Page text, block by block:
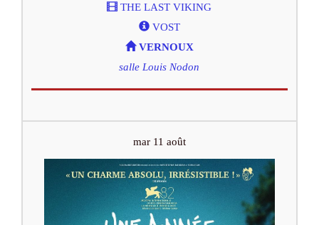
THE LAST VIKING
VOST
VERNOUX
salle Louis Nodon
mar 11 août